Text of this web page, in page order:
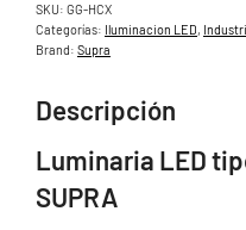
SKU: GG-HCX
Categorías: Iluminacion LED,
Brand: Supra
Descripción
Luminaria LED
SUPRA